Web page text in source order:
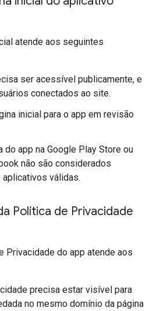
atende aos seguintes
ser acessível publicamente, e
conectados ao site.
inicial para o app em revisão
do app na Google Play Store ou
não são considerados
válidas.
Política de Privacidade
Privacidade do app atende aos
precisa estar visível para
no mesmo domínio da página